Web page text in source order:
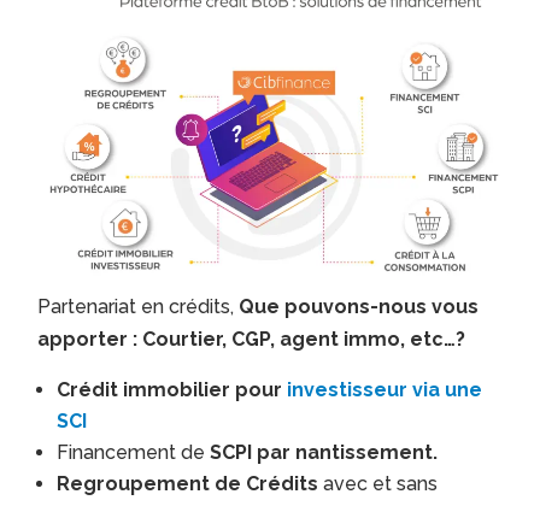
Partenariat en crédits, Que pouvons-nous vous
apporter : Courtier, CGP, agent immo, etc…?
Crédit immobilier pour investisseur via une
SCI
Financement deSCPI par nantissement.
Regroupement de Créditsavec et sans